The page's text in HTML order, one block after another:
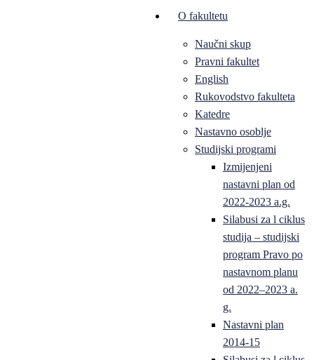
O fakultetu
Naučni skup
Pravni fakultet
English
Rukovodstvo fakulteta
Katedre
Nastavno osoblje
Studijski programi
Izmijenjeni
nastavni plan od
2022-2023 a.g.
Silabusi za l ciklus
studija – studijski
program Pravo po
nastavnom planu
od 2022–2023 a.
g.
Nastavni plan
2014-15